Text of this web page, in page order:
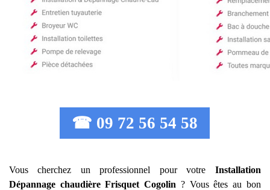
☎ 09 72 56 54 58
Vous cherchez un professionnel pour votre Installation
Dépannage chaudière Frisquet Cogolin ? Vous êtes au bon